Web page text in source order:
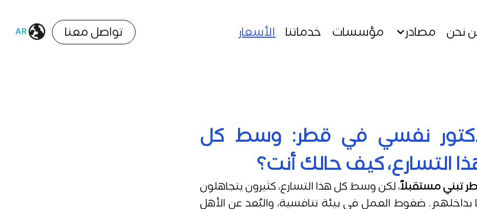
نحن مصادر مؤسسات خدماتنا الأسعار AR
EN تواصل معنا
نفسي في قطر: وسط كل
التسارع، كيف حالك أنت؟
تبني مستقبلاً، لكن وسط كل هذا التسارع، كثيرون يتجاهلون
بداخلهم. ضغوط العمل في بيئة تنافسية، والبُعد عن الأهل